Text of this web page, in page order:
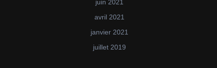
juin 2021
avril 2021
janvier 2021
juillet 2019